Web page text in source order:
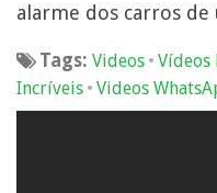
alarme dos carros
Tags: Videos • Vídeos
Incríveis • Videos